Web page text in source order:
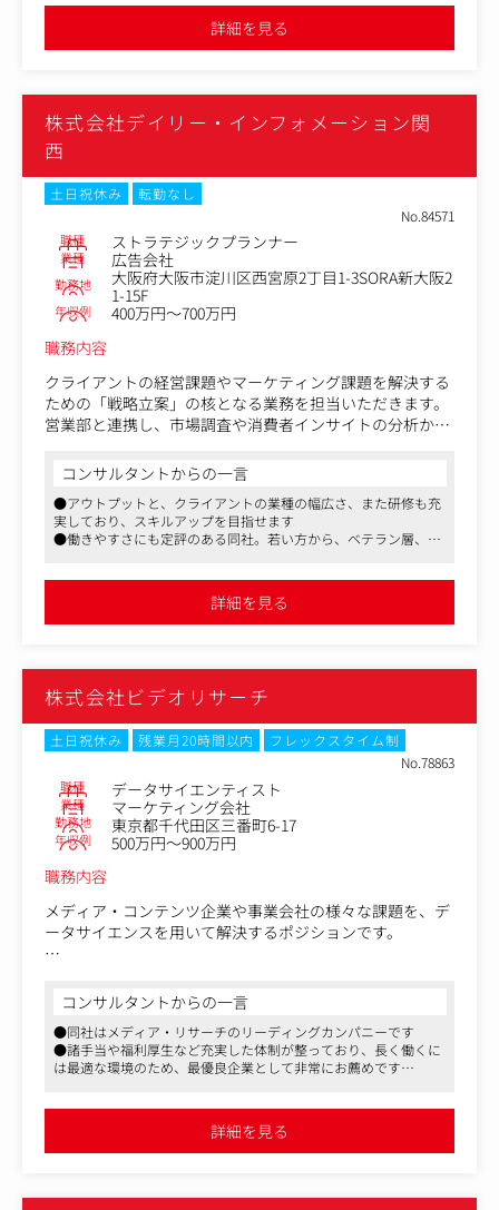
回収状況のモニタリングおよび回収コントロール
データチェック・クリーニング
プロダクトへの改善フィードバック
再現性の高いオペレーションモデルの構築
ナレッジ蓄積とチーム内展開
③調査設計・分析(経験・希望に応じて実施)
顧客の目的整理に応じた調査設計サポート
生成AIプロダクトを活用した一次分析・レポート作成
④顧客コミュニケーション(経験・希望に応じて実施)
調査仕様のすり合わせ
実査進行に関する連携・調整
一部案件でのレポーティング補助(AI生成を活用)
●フレックスタイム、リモートワーク可、服装自由など充実した
詳細を見る
株式会社デイリー・インフォメーション関
西
土日祝休み
転勤なし
No.84571
職種 ストラテジックプランナー
業種 広告会社
勤務地
大阪府大阪市淀川区西宮原2丁目1-3SORA新大阪2
1-15F
年収例
400万円～700万円
職務内容
クライアントの経営課題やマーケティング課題を解決する
ための「戦略立案」の核となる業務を担当いただきます。
営業部と連携し、市場調査や消費者インサイトの分析か
設計まで、論理的なバックボーンの構築を一貫して行って
いただきます。 クリエイティブやプロモーション担当への
オリエンテーション、効果測定の設計・分析も本業務の重
要な要素です。
● 3C分析、STP分析などのフレームワークを用いた市場・
● 企画書作成（論理構築）、営業同行、プレゼンテーショ
ン
● 各種調査（定量・定性）の設計・実査・分析
● キャンペーン終了後の効果検証および次フェーズへの改
善提案
コンサルタントからの一言
●アウトプットと、クライアントの業種の幅広さ、また研修も充
実しており、スキルアップを目指せます
●働きやすさにも定評のある同社。若い方から、ベテラン層、男
詳細を見る
株式会社ビデオリサーチ
土日祝休み 残業月20時間以内
フレックスタイム制
No.78863
職種 データサイエンティスト
業種 マーケティング会社
勤務地 東京都千代田区三番町6-17
年収例
500万円～900万円
職務内容
メディア・コンテンツ企業や事業会社の様々な課題を、デ
ータサイエンスを用いて解決するポジションです。
●マーケティング・コミュニケーションのプランニングソ
リューションの開発
・テレビCMやデジタル広告など、多様な広告チャネルデ
ータを統合・分析するロジックの開発
・機械学習や統計モデルを活用した広告効果予測モデルの
・開発要件定義とプロジェクト推進
・外部パートナーとの技術協業の推進
コンサルタントからの一言
●同社はメディア・リサーチのリーディングカンパニーです
●諸手当や福利厚生など充実した体制が整っており、長く働くに
は最適な環境のため、最優良企業として非常にお薦めです
詳細を見る